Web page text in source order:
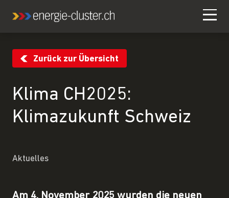
Zurück zur Übersicht
Klima CH2025:
Klimazukunft Schweiz
Aktuelles
Am 4. November 2025 wurden die neuen